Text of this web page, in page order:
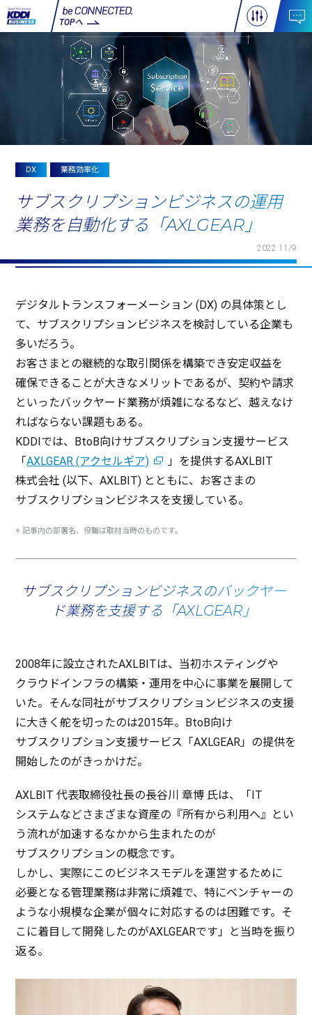
TOPへ
DX 業務効率化
サブスクリプションビジネスの運用
業務を自動化する「AXLGEAR」
2022 11/9
デジタルトランスフォーメーション (DX) の具体策 とし
て、 サブスクリプションビジネスを検討している企業も
多いだろう。
お客さまとの継続的な取引関係を構築でき安定収益を
確保できることが大きな メリットであるが、 契約や請求
といったバックヤード業務が煩雑になるなど、越えなけ
ればならない課題もある。
KDDIでは、BtoB向けサブスクリプション支援サービス
「AXLGEAR (アクセルギア) 」を提供するAXLBIT
株式会社 (以下、AXLBIT) とともに、お客さまの
サブスクリプションビジネスを支援している。
※記事内の部署名、役職は取材当時のものです。
サブスクリプションビジネスのバックヤー
ド業務を支援する「AXLGEAR」
2008年に設立されたAXLBITは、 当初ホスティングや
クラウドインフラの構築 ・運用 を中心に事業を展開 して
いた。そんな同社がサブスクリプションビジネスの支援
に大きく舵を切ったのは2015年。BtoB向け
サブスクリプション支援サービス 「AXLGEAR」の提供を
開始したのがきっかけだ。
AXLBIT代表取締役社長の長谷川 章博 氏は、「IT
システムなどさまざまな資産の『所有から利用 へ』とい
う流れが加速するなかから生まれたのが
サブスクリプションの概念です。
しかし、 実際にこの ビジネスモデルを運営するために
必要となる管理業務は非常に煩雑で、特にベンチャーの
ような小規模な企業が個々に対応するのは困難です。そ
こに着目 して 開発 したのがAXLGEARです」と 当時を振り
返る。